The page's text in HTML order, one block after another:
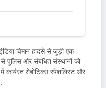
विमान हादसे से जुड़ी एक
पुलिस और संबंधित संस्थानों को
कार्यरत रोबोटिक्स स्पेशलिस्ट और